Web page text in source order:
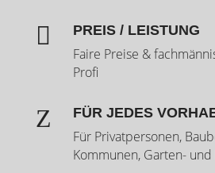
 PREIS / LEISTUNG
Faire Preise &
Profi
Z FÜR JEDES
Für Privatpersonen,
Kommunen, Garten-